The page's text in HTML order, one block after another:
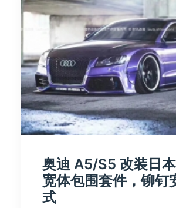
奥迪 A5/S5 改装日
宽体包围套件，铆钉
式